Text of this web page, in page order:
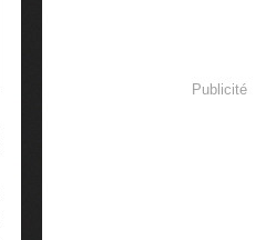
Publicité